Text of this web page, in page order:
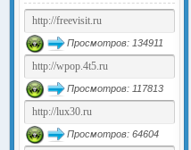
Просмотров: 134911
Просмотров: 117813
Просмотров: 64604